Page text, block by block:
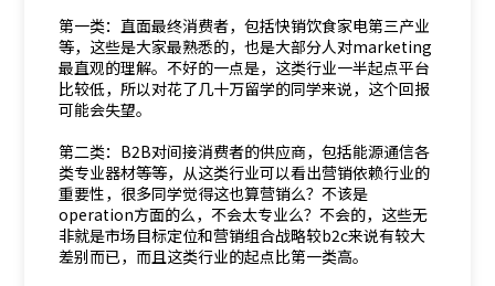
第一类：直面最终消费者，包括快销饮食家电第三产业
等，这些是大家最熟悉的，也是大部分人对marketing
最直观的理解。不好的一点是，这类行业一半起点平台
比较低，所以对花了几十万留学的同学来说，这个回报
可能会失望。
第二类：B2B对间接消费者的供应商，包括能源通信各
类专业器材等等，从这类行业可以看出营销依赖行业的
重要性，很多同学觉得这也算营销么？不该是
operation方面的么，不会太专业么？不会的，这些无
非就是市场目标定位和营销组合战略较b2c来说有较大
差别而已，而且这类行业的起点比第一类高。